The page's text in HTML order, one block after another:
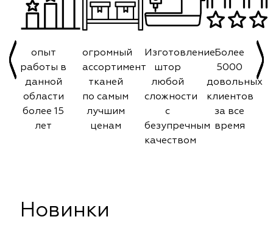
опыт
работы в
данной
области
более 15
лет
огромный
ассортимент
тканей
по самым
лучшим
ценам
Изготовление
штор
любой
сложности
с
безупречным
качеством
Более
5000
довольных
клиентов
за все
время
Новинки